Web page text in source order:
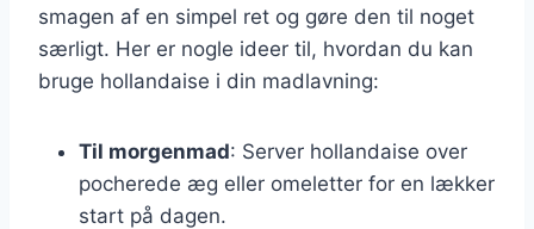
smagen af en simpel ret og gøre den til noget
særligt. Her er nogle ideer til, hvordan du kan
bruge hollandaise i din madlavning:
Til morgenmad: Server hollandaise over
pocherede æg eller omeletter for en lækker
start på dagen.